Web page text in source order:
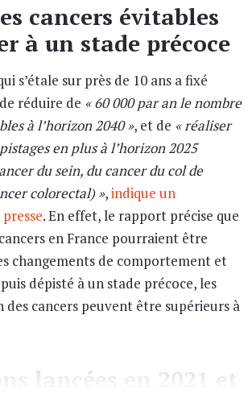
cancers évitables
à un stade précoce
s’étale sur près de 10 ans a fixé
réduire de « 60 000 par an le nombre
à l’horizon 2040 », et de « réaliser
en plus à l’horizon 2025
du sein, du cancer du col de
colorectal) »,indique un
. En effet, le rapport précise que
en France pourraient être
changements de comportement et
dépisté à un stade précoce, les
des cancers peuvent être supérieurs à
lancées en 2021 et